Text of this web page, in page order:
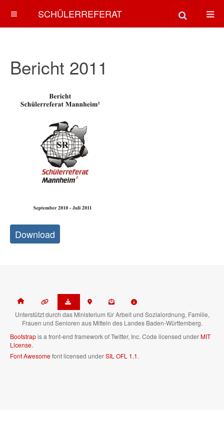
SCHÜLERREFERAT
Bericht 2011
Download
Unterstützt durch das Ministerium für Arbeit und Sozialordnung, Familie,
Frauen und Senioren aus Mitteln des Landes Baden-Württemberg.
Bootstrapis a front-end framework of Twitter, Inc. Code licensed underMIT
License.
Font Awesomefont licensed underSIL OFL 1.1.